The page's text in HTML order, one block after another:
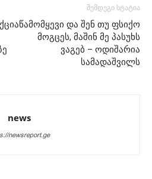
შემდეგი სტატია
წამომყევი და შენ თუ ფსიქო
მოგცეს, მაშინ მე პასუხს
ვაგებ – ოდიშარია
სამადაშვილს
news
newsreport.ge